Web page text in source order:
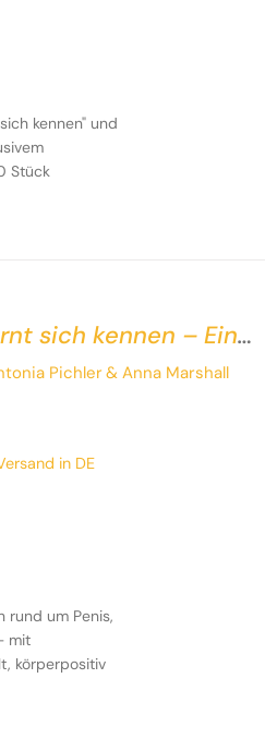
kennen" und
Stück
sich kennen – Ein
Aufklärungsbuch
Pichler& Anna Marshall
in DE
rund um Penis,
mit
körperpositiv